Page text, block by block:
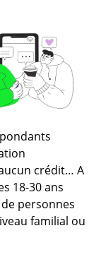
crédit… A
18-30 ans
personnes
familial ou